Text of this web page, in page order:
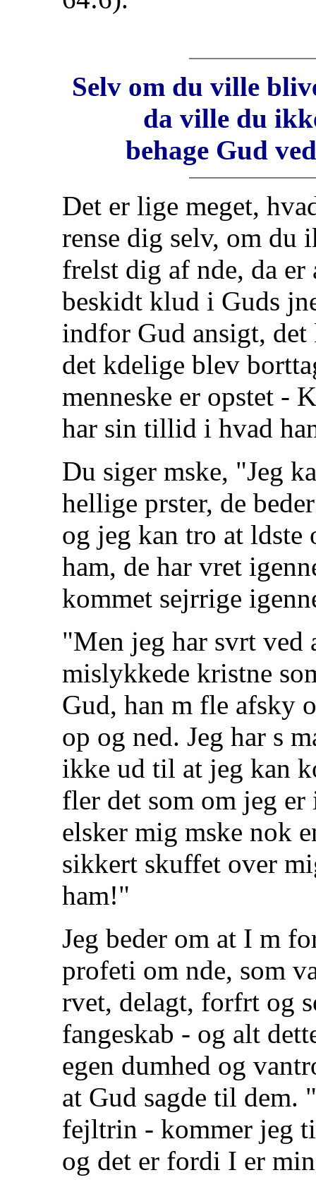
Selv om du ville
da ville du
behage Gud
Det er lige meget,
rense dig selv, om du
frelst dig af nde, da
beskidt klud i Guds
indfor Gud ansigt,
det kdelige blev
menneske er opstet -
har sin tillid i hvad
Du siger mske, "Jeg
hellige prster, de
og jeg kan tro at ldste
ham, de har vret
kommet sejrrige
"Men jeg har svrt ved
mislykkede kristne
Gud, han m fle afsky
op og ned. Jeg har s
ikke ud til at jeg kan
fler det som om jeg er
elsker mig mske nok
sikkert skuffet over
ham!"
Jeg beder om at I m
profeti om nde, som
rvet, delagt, forfrt og
fangeskab - og alt
egen dumhed og
at Gud sagde til dem.
fejltrin - kommer jeg
og det er fordi I er